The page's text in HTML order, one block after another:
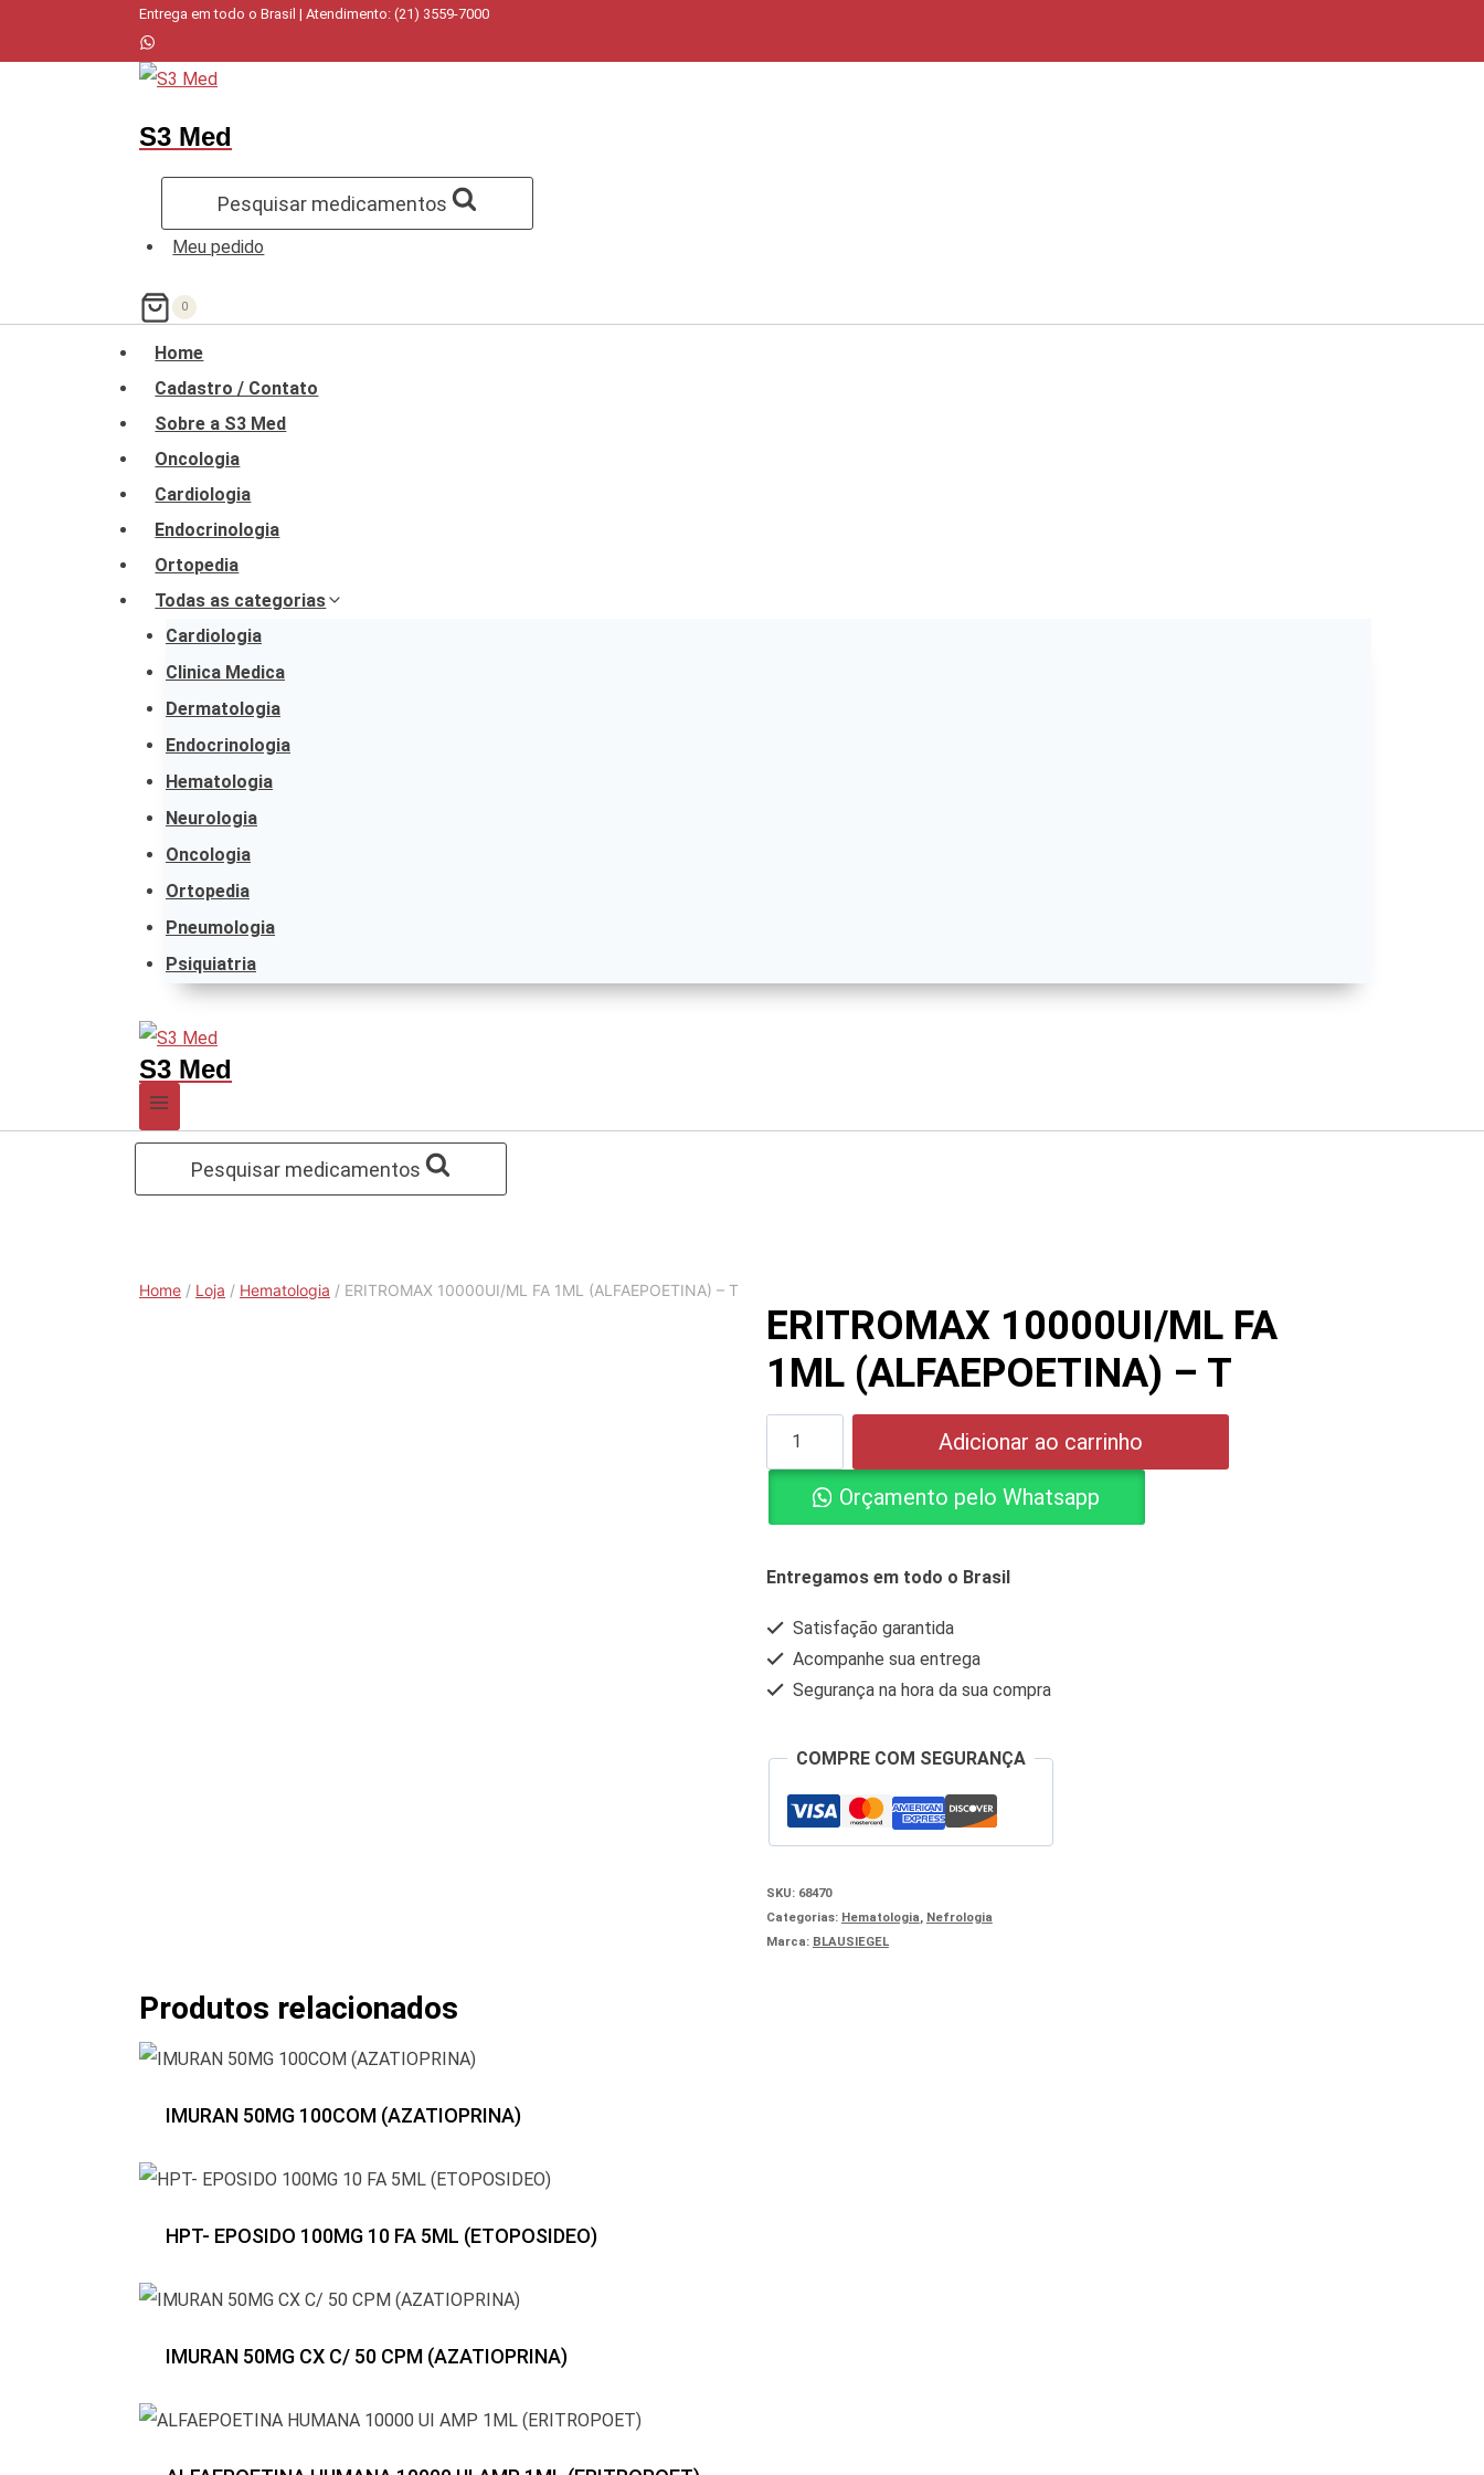
Entrega em todo o Brasil | Atendimento: (21) 3559-7000
S3 Med
Pesquisar medicamentos
Meu pedido
0
Home
Cadastro / Contato
Sobre a S3 Med
Oncologia
Cardiologia
Endocrinologia
Ortopedia
Todas as categorias
Cardiologia
Clinica Medica
Dermatologia
Endocrinologia
Hematologia
Neurologia
Oncologia
Ortopedia
Pneumologia
Psiquiatria
S3 Med
Pesquisar medicamentos
Home / Loja / Hematologia / ERITROMAX 10000UI/ML FA 1ML (ALFAEPOETINA) – T
ERITROMAX 10000UI/ML FA
1ML (ALFAEPOETINA) – T
ERITROMAX
10000UI/ML
(ALFAEPOETINA)
quantidade
Adicionar ao carrinho
Orçamento pelo Whatsapp
Entregamos em todo o Brasil
Satisfação garantida
Acompanhe sua entrega
Segurança na hora da sua compra
COMPRE COM SEGURANÇA
SKU: 68470
Categorias: Hematologia, Nefrologia
Marca: BLAUSIEGEL
Produtos relacionados
IMURAN 50MG 100COM (AZATIOPRINA)
HPT- EPOSIDO 100MG 10 FA 5ML (ETOPOSIDEO)
IMURAN 50MG CX C/ 50 CPM (AZATIOPRINA)